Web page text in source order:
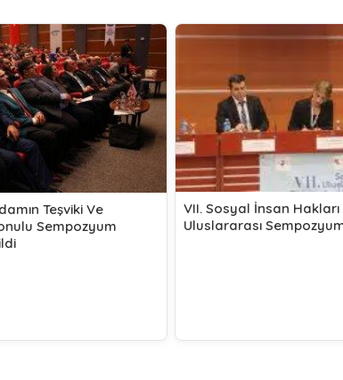
Teşviki Ve
Sempozyum
VII. Sosyal İnsan Hakları
Uluslararası